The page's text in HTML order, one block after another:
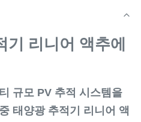
기 리니어 액추에
규모 PV 추적 시스템을
태양광 추적기 리니어 액